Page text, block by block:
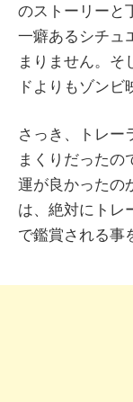
のストーリーと
一癖あるシチュ
まりません。そ
ドよりもゾンビ
さっき、トレー
まくりだったの
運が良かったの
は、絶対にトレ
で鑑賞される事